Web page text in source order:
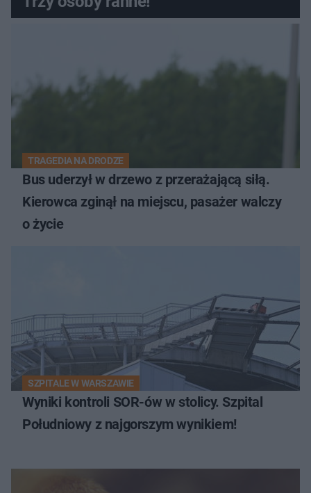
TRAGEDIA NA DRODZE
Bus uderzył w drzewo z przerażającą siłą.
Kierowca zginął na miejscu, pasażer walczy
o życie
SZPITALE W WARSZAWIE
Wyniki kontroli SOR-ów w stolicy. Szpital
Południowy z najgorszym wynikiem!